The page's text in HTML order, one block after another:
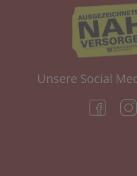
Unsere Social